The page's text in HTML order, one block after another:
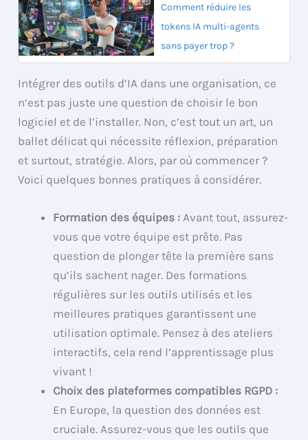
Comment réduire les
tokens IA multi-agents
sans payer trop ?
Intégrer des outils d’IA dans une organisation, ce
n’est pas juste une question de choisir le bon
logiciel et de l’installer. Non, c’est tout un art, un
ballet délicat qui nécessite réflexion, préparation
et surtout, stratégie. Alors, par où commencer ?
Voici quelques bonnes pratiques à considérer.
Formation des équipes : Avant tout, assurez-
vous que votre équipe est prête. Pas
question de plonger tête la première sans
qu’ils sachent nager. Des formations
régulières sur les outils utilisés et les
meilleures pratiques garantissent une
utilisation optimale. Pensez à des ateliers
interactifs, cela rend l’apprentissage plus
vivant !
Choix des plateformes compatibles RGPD :
En Europe, la question des données est
cruciale. Assurez-vous que les outils que